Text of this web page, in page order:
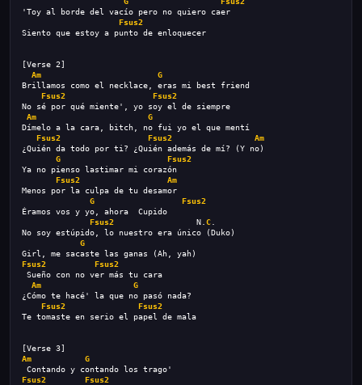
'Toy al borde del vacío pero no quiero caer
Fsus2
Siento que estoy a punto de enloquecer
[Verse 2]
Am
G
Brillamos como el necklace, eras mi best friend
Fsus2
Fsus2
No sé por qué miente', yo soy el de siempre
Am
G
Dímelo a la cara, bitch, no fui yo el que mentí
Fsus2
Fsus2
Am
¿Quién da todo por ti? ¿Quién además de mí? (Y no)
G
Fsus2
Ya no pienso lastimar mi corazón
Fsus2
Am
Menos por la culpa de tu desamor
G
Fsus2
Éramos vos y yo, ahora  Cupido
Fsus2 N. C
No soy estúpido, lo nuestro era único (Duko)
G
Girl, me sacaste las ganas (Ah, yah)
Fsus2
Fsus2
Sueño con no ver más tu cara
Am
G
¿Cómo te hacé' la que no pasó nada?
Fsus2
Fsus2
Te tomaste en serio el papel de mala
[Verse 3]
Am
G
Contando y contando los trago'
Fsus2
Fsus2